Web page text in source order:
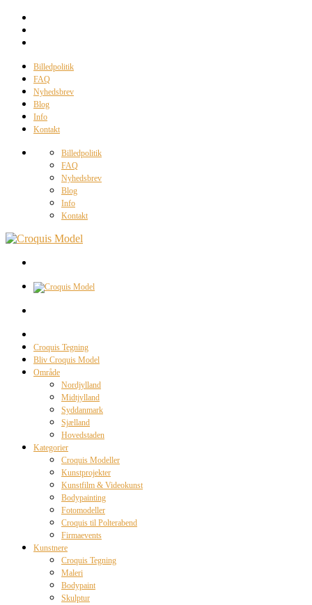
Billedpolitik
FAQ
Nyhedsbrev
Blog
Info
Kontakt
Billedpolitik
FAQ
Nyhedsbrev
Blog
Info
Kontakt
Croquis Tegning
Bliv Croquis Model
Område
Nordjylland
Midtjylland
Syddanmark
Sjælland
Hovedstaden
Kategorier
Croquis Modeller
Kunstprojekter
Kunstfilm & Videokunst
Bodypainting
Fotomodeller
Croquis til Polterabend
Firmaevents
Kunstnere
Croquis Tegning
Maleri
Bodypaint
Skulptur